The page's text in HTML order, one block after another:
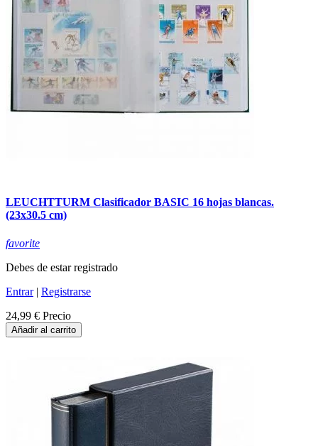
LEUCHTTURM Clasificador BASIC 16 hojas blancas.
(23x30.5 cm)
favorite
Debes de estar registrado
Entrar| Registrarse
24,99 € Precio
Añadir al carrito